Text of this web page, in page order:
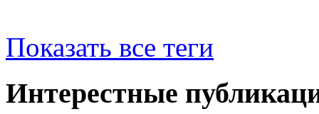
Показать все теги
Интерестные